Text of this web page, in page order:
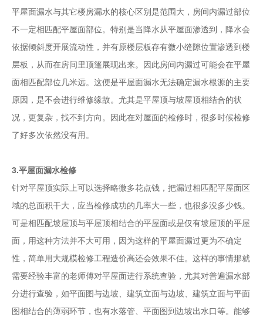
平屋面漏水与其它楼房漏水的核心区别是范围大，房间内漏过部位
不一定相匹配平屋面部位。特别是当降水从平屋面渗透到，降水会
依据倾斜度开展流动性，并有原楼层板存有微小缝隙位置渗透到楼
层板，从而在房间里顶篷展现出来。因此房间内漏过可能会在平屋
面相匹配部位几米远。这便是平屋面漏水无法确定漏水根源的主要
原因，是不会进行维修缘故。尤其是平屋顶与坡屋顶相结合的状
况，更复杂，找不到方向。因此在对屋面的检修时，很多时候检修
了好多次依然没有用。
3.平屋面漏水检修
针对平屋顶实际上可以选择略微多花点钱，把漏过相匹配平屋面区
域的总面积干大，应当检修成功的几率大一些，也很多没多少钱。
可是相匹配坡屋顶与平屋顶相结合的平屋面或是仅有坡屋顶的平屋
面，用这种方法并不大可用，因为这样的平屋面漏过更为不确定
性，简单用大规模检修工程造价高还会效果不佳。这样的事情那就
需要经验丰富的老师傅对平屋面进行系统查验，尤其对普遍漏水部
分进行查验，如平面图与边坡、建筑立面与边坡、建筑立面与平面
图相结合的薄弱环节，也有水落管、平面图到边坡出水口等。能够